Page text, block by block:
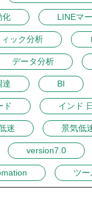
化 LINEマ
ィック分析
データ分析
達 BI
ド インド
迷 景気低
version7.0
ツー